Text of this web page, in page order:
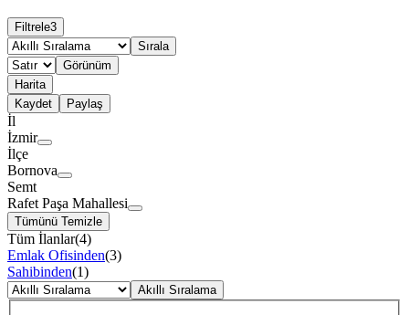
Filtrele3
Sırala
Görünüm
Harita
Kaydet
Paylaş
İl
İzmir
İlçe
Bornova
Semt
Rafet Paşa Mahallesi
Tümünü Temizle
Tüm İlanlar(4)
Emlak Ofisinden(3)
Sahibinden(1)
Akıllı Sıralama